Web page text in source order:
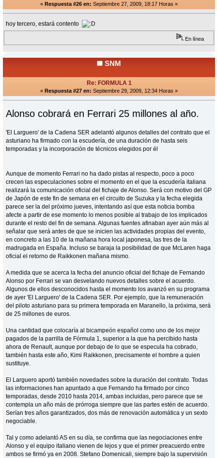
« Respuesta #26 en: Septiembre 27, 2009, 18:17 Horas »
hoy tercero, estará contento
En línea
SNM
Re: FORMULA 1
« Respuesta #27 en: Septiembre 29, 2009, 12:34 Horas »
Alonso cobrará en Ferrari 25 millones al año.
'El Larguero' de la Cadena SER adelantó algunos detalles del contrato que el
asturiano ha firmado con la escudería, de una duración de hasta seis
temporadas y la incorporación de técnicos elegidos por él
Aunque de momento Ferrari no ha dado pistas al respecto, poco a poco
crecen las especulaciones sobre el momento en el que la escudería italiana
realizará la comunicación oficial del fichaje de Alonso. Será con motivo del GP
de Japón de este fin de semana en el circuito de Suzuka y la fecha elegida
parece ser la del próximo jueves, intentando así que esta noticia bomba
afecte a partir de ese momento lo menos posible al trabajo de los implicados
durante el resto del fin de semana. Algunas fuentes afinaban ayer aún más al
señalar que será antes de que se inicien las actividades propias del evento,
en concreto a las 10 de la mañana hora local japonesa, las tres de la
madrugada en España. Incluso se baraja la posibilidad de que McLaren haga
oficial el retorno de Raikkonen mañana mismo.
A medida que se acerca la fecha del anuncio oficial del fichaje de Fernando
Alonso por Ferrari se van desvelando nuevos detalles sobre el acuerdo.
Algunos de ellos desconocidos hasta el momento los avanzó en su programa
de ayer 'El Larguero' de la Cadena SER. Por ejemplo, que la remuneración
del piloto asturiano para su primera temporada en Maranello, la próxima, será
de 25 millones de euros.
Una cantidad que colocaría al bicampeón español como uno de los mejor
pagados de la parrilla de Fórmula 1, superior a la que ha percibido hasta
ahora de Renault, aunque por debajo de lo que se especula ha cobrado,
también hasta este año, Kimi Raikkonen, precisamente el hombre a quien
sustituye.
El Larguero aportó también novedades sobre la duración del contrato. Todas
las informaciones han apuntado a que Fernando ha firmado por cinco
temporadas, desde 2010 hasta 2014, ambas incluidas, pero parece que se
contempla un año más de prórroga siempre que las partes estén de acuerdo.
Serían tres años garantizados, dos más de renovación automática y un sexto
negociable.
Tal y como adelantó AS en su día, se confirma que las negociaciones entre
Alonso y el equipo italiano vienen de lejos y que el primer preacuerdo entre
ambos se firmó ya en 2008. Stefano Domenicali, siempre bajo la supervisión